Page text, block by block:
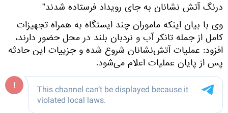
درنگ آتش نشانان به جای رویداد فرستاده شدند"
وی با بیان اینکه ماموران چند ایستگاه به همراه تجهیزات
کامل از جمله تانکر آب و نردبان بلند در محل حضور دارند،
افزود: عملیات آتش‌نشانان شروع شده و جزییات این حادثه
پس از پایان عملیات اعلام می‌شود.